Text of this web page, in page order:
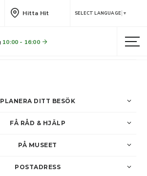
Hitta Hit SELECT LANGUAGE ▼
10:00 - 16:00
på finissage
PLANERA DITT BESÖK
FÅ RÅD & HJÄLP
PÅ MUSEET
POSTADRESS